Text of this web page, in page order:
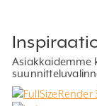
Asiakkaidemme